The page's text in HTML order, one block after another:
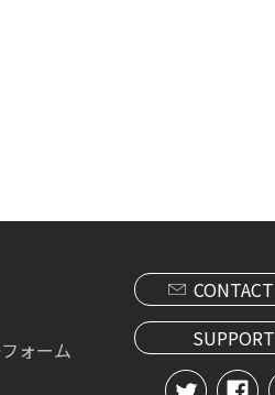
ォーム
CONTACT
SUPPORT